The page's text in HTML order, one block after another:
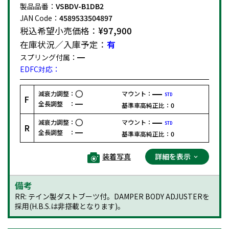
製品品番： VSBDV-B1DB2
JAN Code： 4589533504897
税込希望小売価格： ¥97,900
在庫状況／入庫予定： 有
スプリング付属：
EDFC対応：
F
減衰力調整：
全長調整 ：
マウント： STD
基準車高純正比： 0
R
減衰力調整：
全長調整 ：
マウント： STD
基準車高純正比： 0
装着写真 詳細を表示
備考
RR: テイン製ダストブーツ付。DAMPER BODY ADJUSTERを
採用(H.B.S.は非搭載となります)。